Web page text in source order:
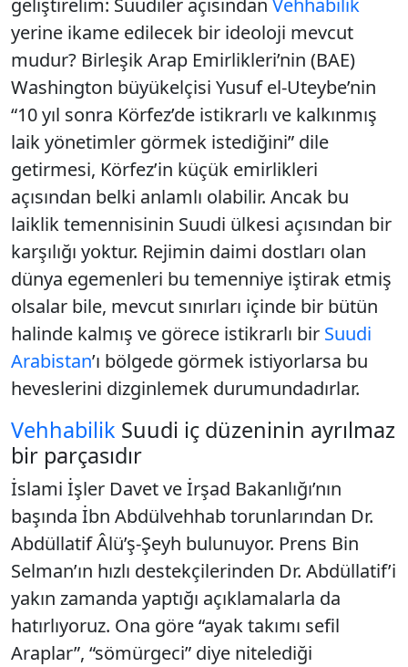
geliştirelim: Suudiler açısından Vehhabilik
yerine ikame edilecek bir ideoloji mevcut
mudur? Birleşik Arap Emirlikleri’nin (BAE)
Washington büyükelçisi Yusuf el-Uteybe’nin
“10 yıl sonra Körfez’de istikrarlı ve kalkınmış
laik yönetimler görmek istediğini” dile
getirmesi, Körfez’in küçük emirlikleri
açısından belki anlamlı olabilir. Ancak bu
laiklik temennisinin Suudi ülkesi açısından bir
karşılığı yoktur. Rejimin daimi dostları olan
dünya egemenleri bu temenniye iştirak etmiş
olsalar bile, mevcut sınırları içinde bir bütün
halinde kalmış ve görece istikrarlı bir Suudi
Arabistan’ı bölgede görmek istiyorlarsa bu
heveslerini dizginlemek durumundadırlar.
Vehhabilik Suudi iç düzeninin ayrılmaz
bir parçasıdır
İslami İşler Davet ve İrşad Bakanlığı’nın
başında İbn Abdülvehhab torunlarından Dr.
Abdüllatif Âlü’ş-Şeyh bulunuyor. Prens Bin
Selman’ın hızlı destekçilerinden Dr. Abdüllatif’i
yakın zamanda yaptığı açıklamalarla da
hatırlıyoruz. Ona göre “ayak takımı sefil
Araplar”, “sömürgeci” diye nitelediği